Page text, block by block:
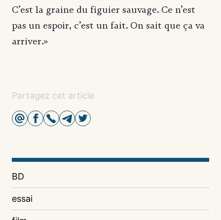
C’est la graine du figuier sauvage. Ce n’est
pas un espoir, c’est un fait. On sait que ça va
arriver.»
Partagez cet article
BD
essai